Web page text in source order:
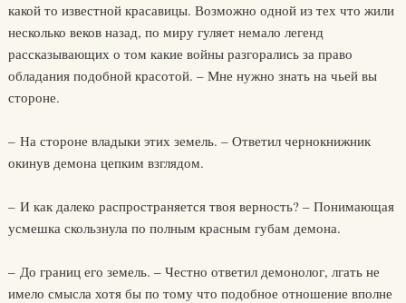
какой то известной красавицы. Возможно одной из тех что жили
несколько веков назад, по миру гуляет немало легенд
рассказывающих о том какие войны разгорались за право
обладания подобной красотой. – Мне нужно знать на чьей вы
стороне.
– На стороне владыки этих земель. – Ответил чернокнижник
окинув демона цепким взглядом.
– И как далеко распространяется твоя верность? – Понимающая
усмешка скользнула по полным красным губам демона.
– До границ его земель. – Честно ответил демонолог, лгать не
имело смысла хотя бы по тому что подобное отношение вполне